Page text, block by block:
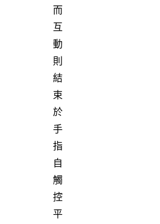
而
互
動
則
結
束
於
手
指
自
觸
控
平